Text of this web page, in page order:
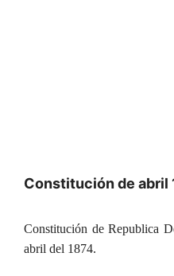
Constitución de abril
Constitución de Republica
abril del 1874.